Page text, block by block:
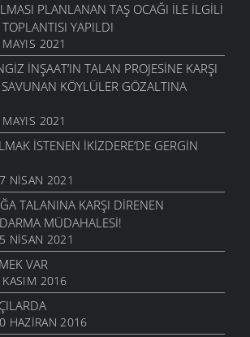
PLANLANAN TAŞ OCAĞI ILE ILGILI
YAPILDI
2021
İNŞAAT’IN TALAN PROJESINE KARŞI
KÖYLÜLER GÖZALTINA
2021
ISTENEN İKIZDERE’DE GERGIN
NISAN 2021
TALANINA KARŞI DIRENEN
MÜDAHALESI!
NISAN 2021
VAR
KASIM 2016
HAZIRAN 2016